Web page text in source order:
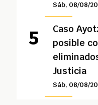
Sáb, 08/08/
Caso
posible
Justicia
Sáb, 08/08/